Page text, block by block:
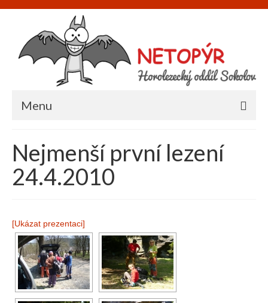
Menu
O nás
Informace
Akce
Galerie
Vše
Nejmenší první lezení
24.4.2010
[Ukázat prezentaci]